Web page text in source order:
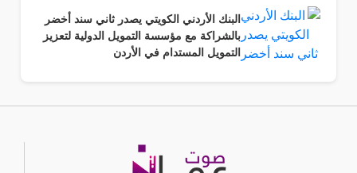
البنك الأردني الكويتي يصدر ثاني سند أخضر
بالشراكة مع مؤسسة التمويل الدولية لتعزيز
التمويل المستدام في الأردن